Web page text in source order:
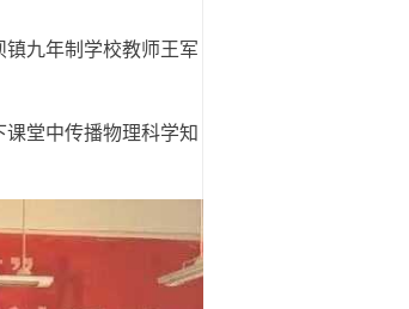
九年制学校教师王军
堂中传播物理科学知